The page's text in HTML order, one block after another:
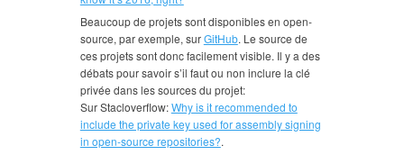
Beaucoup de projets sont disponibles en open-
source, par exemple, surGitHub. Le source de
ces projets sont donc facilement visible. Il y a des
débats pour savoir s’il faut ou non inclure la clé
privée dans les sources du projet:
Sur Stacloverflow:Why is it recommended to
include the private key used for assembly signing
in open-source repositories?.